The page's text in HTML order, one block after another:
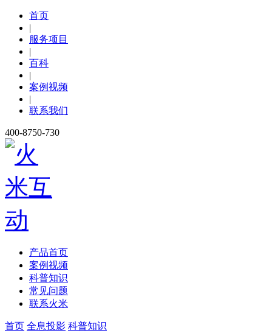
首页
|
服务项目
|
百科
|
案例视频
|
联系我们
400-8750-730
产品首页
案例视频
科普知识
常见问题
联系火米
首页 全息投影 科普知识